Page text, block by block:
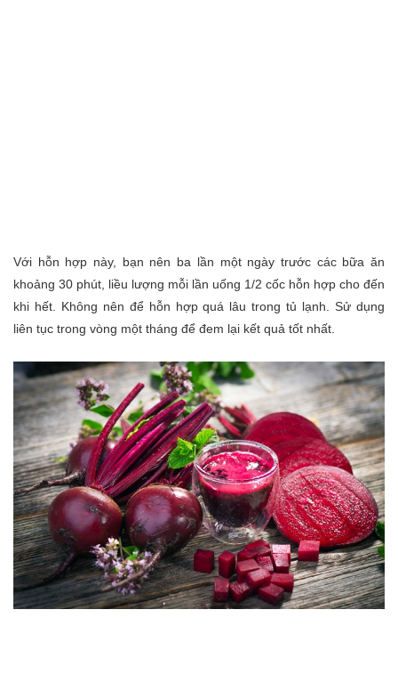
Với hỗn hợp này, bạn nên ba lần một ngày trước các bữa ăn
khoảng 30 phút, liều lượng mỗi lần uống 1/2 cốc hỗn hợp cho đến
khi hết. Không nên để hỗn hợp quá lâu trong tủ lạnh. Sử dụng
liên tục trong vòng một tháng để đem lại kết quả tốt nhất.